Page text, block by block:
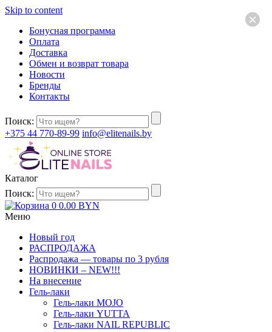
Skip to content
Бонусная программа
Оплата
Доставка
Обмен и возврат товара
Новости
Бренды
Контакты
Поиск:
+375 44 770-89-99 info@elitenails.by
Каталог
Поиск:
0 0.00 BYN
Меню
Новый год
РАСПРОДАЖА
Распродажа — товары по 3 рубля
НОВИНКИ – NEW!!!
На внесение
Гель-лаки
Гель-лаки MOJO
Гель-лаки YUTTA
Гель-лаки NAIL REPUBLIC
×